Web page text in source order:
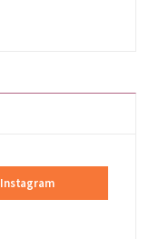
Instagram